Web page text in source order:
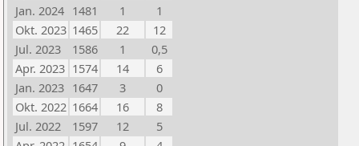
Jan. 2024 1481 1
1
Okt. 2023 1465 22
12
Jul. 2023
1586 1
0,5
Apr. 2023 1574 14
6
Jan. 2023 1647 3
0
Okt. 2022 1664 16
8
Jul. 2022
1597 12
5